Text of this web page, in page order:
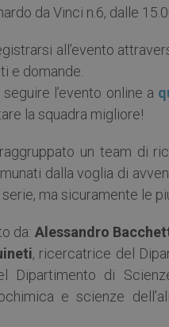
da Vinci n.6, dalle
all’evento
e domande.
l’evento online a
la squadra migliore!
un team di
dalla voglia di
ma sicuramente le
da: Alessandro
, ricercatrice del
Dipartimento di
e scienze